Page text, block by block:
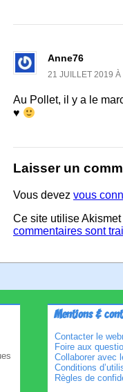
Anne76
21 JUILLET 2019 À
Au Pollet, il y a le
♥
Laisser un
Vous devez vous
Ce site utilise
commentaires sont
Mentions &
Contacter le
Foire aux
Collaborer avec
Conditions
Règles de